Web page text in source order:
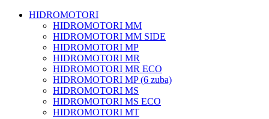
HIDROMOTORI
HIDROMOTORI MM
HIDROMOTORI MM SIDE
HIDROMOTORI MP
HIDROMOTORI MR
HIDROMOTORI MR ECO
HIDROMOTORI MP (6 zuba)
HIDROMOTORI MS
HIDROMOTORI MS ECO
HIDROMOTORI MT